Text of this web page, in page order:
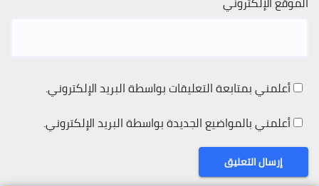
أعلمني بمتابعة التعليقات بواسطة البريد الإلكتروني.
أعلمني بالمواضيع الجديدة بواسطة البريد الإلكتروني.